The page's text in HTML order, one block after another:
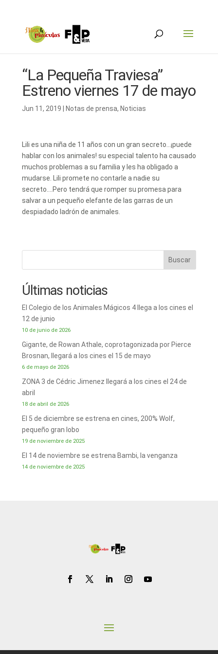
“La Pequeña Traviesa”
Estreno viernes 17 de mayo
Jun 11, 2019 Notas de prensa, Noticias
Lili es una niña de 11 años con un gran secreto…¡puede
hablar con los animales! su especial talento ha causado
muchos problemas a su familia y les ha obligado a
mudarse. Lili promete no contarle a nadie su
secreto….Pero tendrá que romper su promesa para
salvar a un pequeño elefante de las garras de un
despiadado ladrón de animales.
Buscar
Últimas noticias
El Colegio de los Animales Mágicos 4 llega a los cines el
12 de junio
10 de junio de 2026
Gigante, de Rowan Athale, coprotagonizada por Pierce
Brosnan, llegará a los cines el 15 de mayo
6 de mayo de 2026
ZONA 3 de Cédric Jimenez llegará a los cines el 24 de
abril
18 de abril de 2026
El 5 de diciembre se estrena en cines, 200% Wolf,
pequeño gran lobo
19 de noviembre de 2025
El 14 de noviembre se estrena Bambi, la venganza
14 de noviembre de 2025